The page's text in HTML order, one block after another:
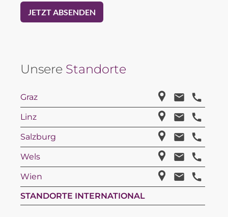
Unsere Standorte
Graz
Linz
Salzburg
Wels
Wien
STANDORTE INTERNATIONAL